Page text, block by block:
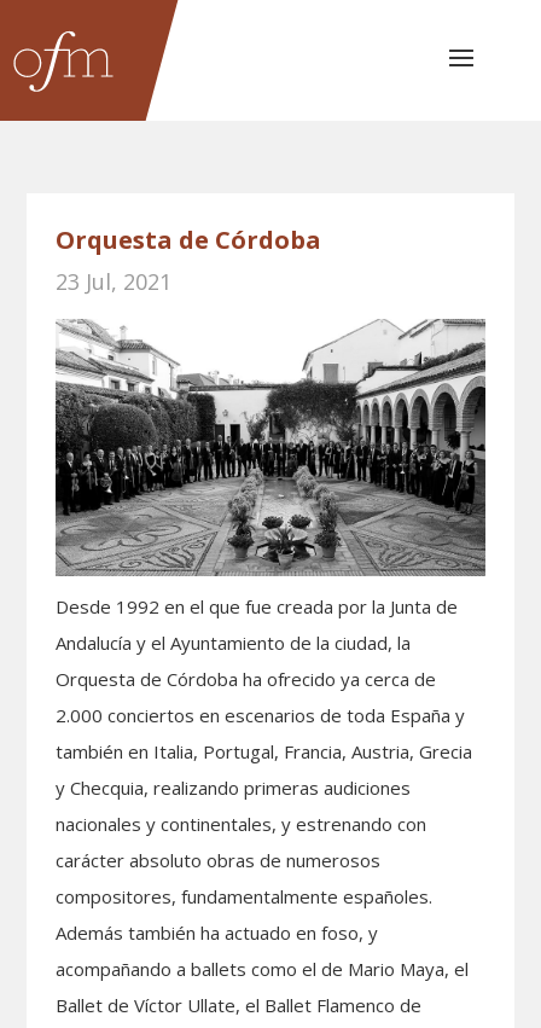
Orquesta de Córdoba
23 Jul, 2021
Desde 1992 en el que fue creada por la Junta de
Andalucía y el Ayuntamiento de la ciudad, la
Orquesta de Córdoba ha ofrecido ya cerca de
2.000 conciertos en escenarios de toda España y
también en Italia, Portugal, Francia, Austria, Grecia
y Checquia, realizando primeras audiciones
nacionales y continentales, y estrenando con
carácter absoluto obras de numerosos
compositores, fundamentalmente españoles.
Además también ha actuado en foso, y
acompañando a ballets como el de Mario Maya, el
Ballet de Víctor Ullate, el Ballet Flamenco de